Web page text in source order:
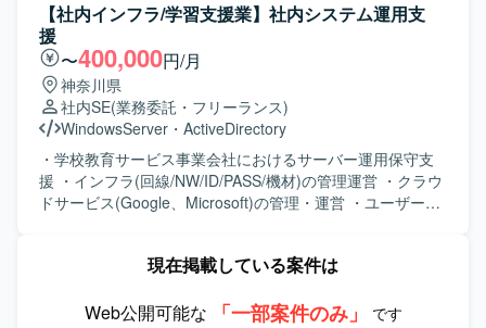
【社内インフラ/学習支援業】社内システム運用支
援
〜400,000円/月
神奈川県
社内SE(業務委託・フリーランス)
WindowsServer ・ ActiveDirectory
・学校教育サービス事業会社におけるサーバー運用保守支
援 ・インフラ(回線/NW/ID/PASS/機材)の管理運営 ・クラウ
ドサービス(Google、Microsoft)の管理・運営 ・ユーザー毎
現在掲載している案件は
Web公開可能な
「一部案件のみ」 です